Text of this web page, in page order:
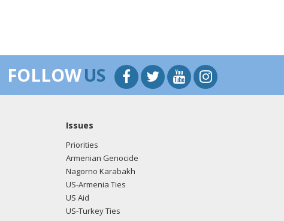
FOLLOWUS
Issues
Priorities
Armenian Genocide
Nagorno Karabakh
US-Armenia Ties
US Aid
US-Turkey Ties